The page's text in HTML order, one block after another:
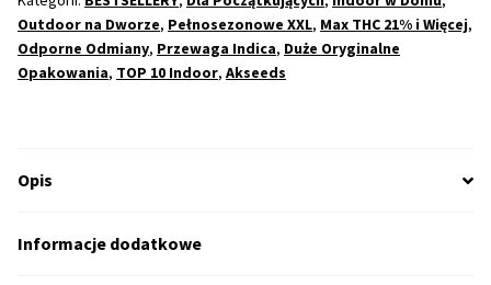
TOP 10 Indoor
TOP 10 Outdoor
Fajki Wodne
Inne Akcesoria
Outdoor na Dworze, Pełnosezonowe XXL, Max THC 21% i Więcej,
Odporne Odmiany, Przewaga Indica, Duże Oryginalne
Opakowania, TOP 10 Indoor, Akseeds
Opis
Informacje dodatkowe